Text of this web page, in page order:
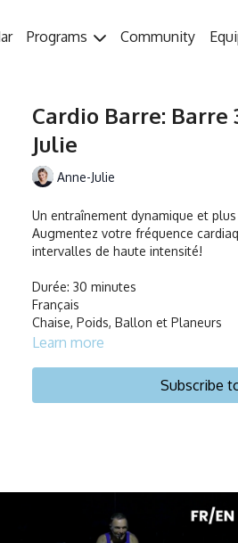
Programs Community
Cardio Barre: Barre
Julie
Anne-Julie
Un entraînement dynamique et
Augmentez votre fréquence
intervalles de haute intensité!
Durée: 30 minutes
Français
Chaise, Poids, Ballon et Planeurs
Learn more
Subscribe